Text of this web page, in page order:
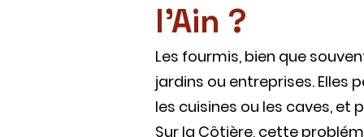
l'Ain ?
Les fourmis, bien que
jardins ou entreprises.
les cuisines ou les caves,
Sur la Côtière, cette